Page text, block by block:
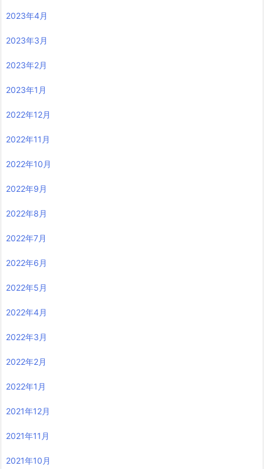
2023年4月
2023年3月
2023年2月
2023年1月
2022年12月
2022年11月
2022年10月
2022年9月
2022年8月
2022年7月
2022年6月
2022年5月
2022年4月
2022年3月
2022年2月
2022年1月
2021年12月
2021年11月
2021年10月